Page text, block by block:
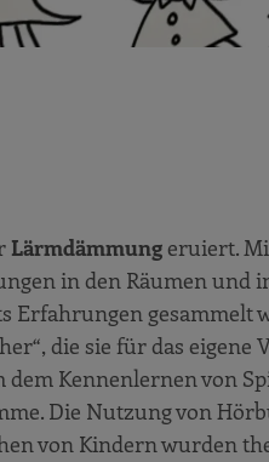
Lärmdämmung eruiert.
in den Räumen und
gesammelt
die sie für das eigene
Kennenlernen von
Die Nutzung von
von Kindern wurden